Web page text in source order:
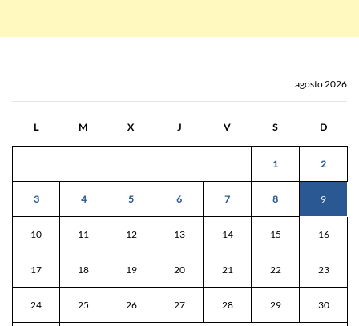
agosto 2026
L M X J V S D
1 2
3 4 5 6 7 8 9
10 11 12 13 14 15 16
17 18 19 20 21 22 23
24 25 26 27 28 29 30